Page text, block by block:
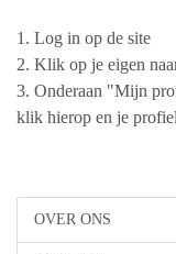
OVER ONS
1. Log in op de site
2. Klik op je eigen
3. Onderaan "Mijn
klik hierop en je